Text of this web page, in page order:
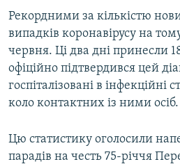
Рекордними за кількістю
випадків коронавірусу на
червня. Ці два дні принесли
офіційно підтвердився цей
госпіталізовані в інфекційні
коло контактних із ними осіб.
Цю статистику оголосили
парадів на честь 75-річчя